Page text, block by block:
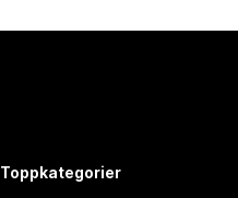
Toppkategorier